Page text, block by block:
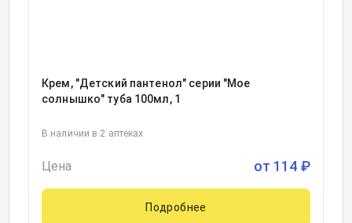
Крем, "Детский пантенол" серии "Мое
солнышко" туба 100мл, 1
В наличии в 2 аптеках
Цена от 114 ₽
Подробнее